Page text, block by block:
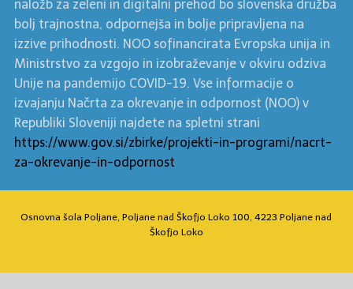
naložb za zeleni in digitalni prehod bo slovenska družba
bolj trajnostna, odpornejša in bolje pripravljena na
izzive prihodnosti. NOO sofinancirata Evropska unija in
Ministrstvo za vzgojo in izobraževanje v okviru odziva
Unije na pandemijo COVID-19. Vse informacije o
izvajanju Načrta za okrevanje in odpornost (NOO) v
Republiki Sloveniji najdete na spletni strani
https://www.gov.si/zbirke/projekti-in-programi/nacrt-
za-okrevanje-in-odpornost
Osnovna šola Poljane, Poljane nad Škofjo Loko 100, 4223 Poljane nad
Škofjo Loko